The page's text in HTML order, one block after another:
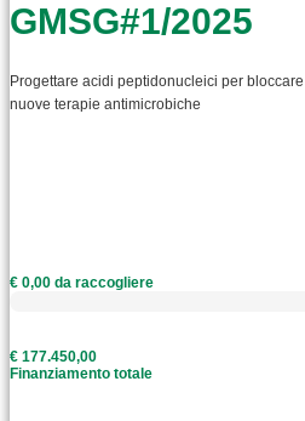
GMSG#1/2025
Progettare acidi peptidonucleici per
nuove terapie antimicrobiche
€ 0,00 da raccogliere
€ 177.450,00
Finanziamento totale